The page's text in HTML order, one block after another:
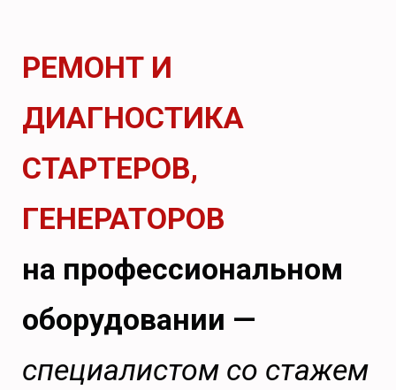
РЕМОНТ И
ДИАГНОСТИКА
СТАРТЕРОВ,
ГЕНЕРАТОРОВ
на профессиональном
оборудовании —
специалистом со стажем